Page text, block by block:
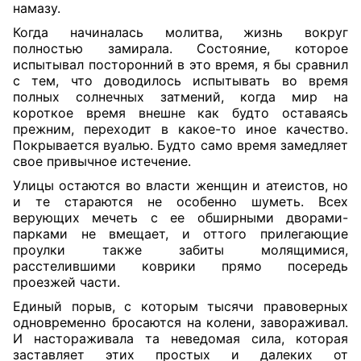
намазу.
Когда начиналась молитва, жизнь вокруг
полностью замирала. Состояние, которое
испытывал посторонний в это время, я бы сравнил
с тем, что доводилось испытывать во время
полных солнечных затмений, когда мир на
короткое время внешне как будто оставаясь
прежним, переходит в какое-то иное качество.
Покрывается вуалью. Будто само время замедляет
свое привычное истечение.
Улицы остаются во власти женщин и атеистов, но
и те стараются не особенно шуметь. Всех
верующих мечеть с ее обширными дворами-
парками не вмещает, и оттого прилегающие
проулки также забиты молящимися,
расстелившими коврики прямо посередь
проезжей части.
Единый порыв, с которым тысячи правоверных
одновременно бросаются на колени, завораживал.
И настораживала та неведомая сила, которая
заставляет этих простых и далеких от